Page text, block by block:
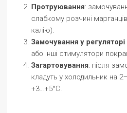
Протруювання:
слабкому розчині
калію).
Замочування у
або інші стимулятори
Загартовування: після
кладуть у холодильник на
+3…+5°С.